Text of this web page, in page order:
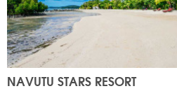
NAVUTU STARS RESORT